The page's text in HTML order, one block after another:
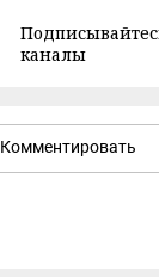
каналы
Комментировать